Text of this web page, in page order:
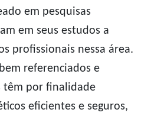
em pesquisas
em seus estudos a
profissionais nessa área.
referenciados e
têm por finalidade
eficientes e seguros,